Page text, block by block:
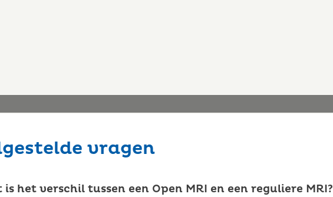
vragen
is het verschil tussen een Open MRI en een reguliere MRI?